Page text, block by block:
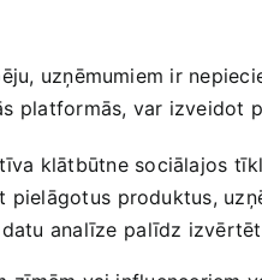
uzņēmumiem ir
platformās,‍ var
klātbūtne sociālajos
⁢pielāgotus⁣ produktus,
analīze ⁢palīdz